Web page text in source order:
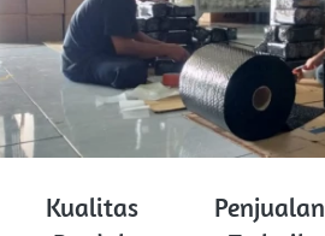
Kualitas
Penjualan